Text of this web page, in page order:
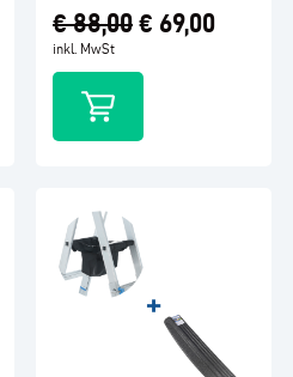
€88,00 € 69,00
inkl. MwSt